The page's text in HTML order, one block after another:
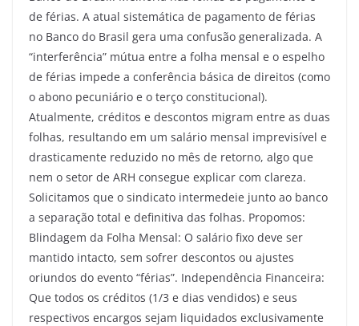
de férias. A atual sistemática de pagamento de férias
no Banco do Brasil gera uma confusão generalizada. A
“interferência” mútua entre a folha mensal e o espelho
de férias impede a conferência básica de direitos (como
o abono pecuniário e o terço constitucional).
Atualmente, créditos e descontos migram entre as duas
folhas, resultando em um salário mensal imprevisível e
drasticamente reduzido no mês de retorno, algo que
nem o setor de ARH consegue explicar com clareza.
Solicitamos que o sindicato intermedeie junto ao banco
a separação total e definitiva das folhas. Propomos:
Blindagem da Folha Mensal: O salário fixo deve ser
mantido intacto, sem sofrer descontos ou ajustes
oriundos do evento “férias”. Independência Financeira:
Que todos os créditos (1/3 e dias vendidos) e seus
respectivos encargos sejam liquidados exclusivamente